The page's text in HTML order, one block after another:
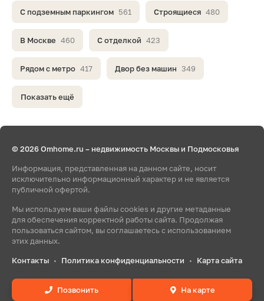
С подземным паркингом 561 Строящиеся 480
В Москве 460 С отделкой 423
Рядом с метро 417 Двор без машин 349
Показать ещё
© 2026 Omhome.ru – недвижимость Москвы и Подмосковья
Информация, представленная на данном сайте, носит
исключительно информационный характер и не является
публичной офертой.
Мы используем ваши файлы cookies и другие метаданные
для обеспечения корректной работы сайта. Продолжая
пользоваться сайтом, вы соглашаетесь с использованием
этих данных.
Контакты • Политика конфиденциальности • Карта сайта
Позвонить На карте